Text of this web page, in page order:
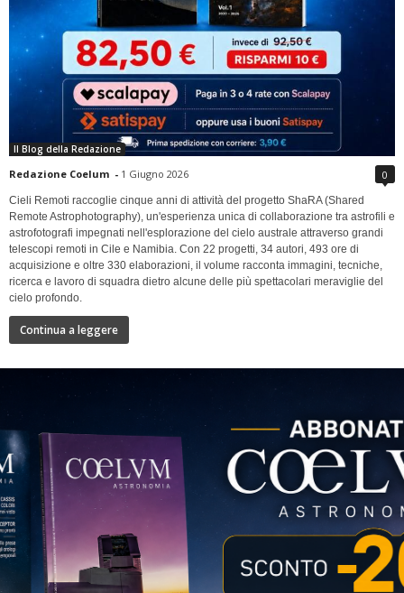
Il Blog della Redazione
Redazione Coelum - 1 Giugno 2026 0
Cieli Remoti raccoglie cinque anni di attività del progetto ShaRA (Shared
Remote Astrophotography), un'esperienza unica di collaborazione tra astrofili e
astrofotografi impegnati nell'esplorazione del cielo australe attraverso grandi
telescopi remoti in Cile e Namibia. Con 22 progetti, 34 autori, 493 ore di
acquisizione e oltre 330 elaborazioni, il volume racconta immagini, tecniche,
ricerca e lavoro di squadra dietro alcune delle più spettacolari meraviglie del
cielo profondo.
Continua a leggere